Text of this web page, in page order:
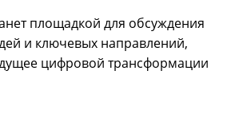
площадкой для обсуждения
и ключевых направлений,
цифровой трансформации